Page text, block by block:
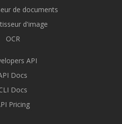
de documents
d'image
OCR
API
Docs
Docs
Pricing